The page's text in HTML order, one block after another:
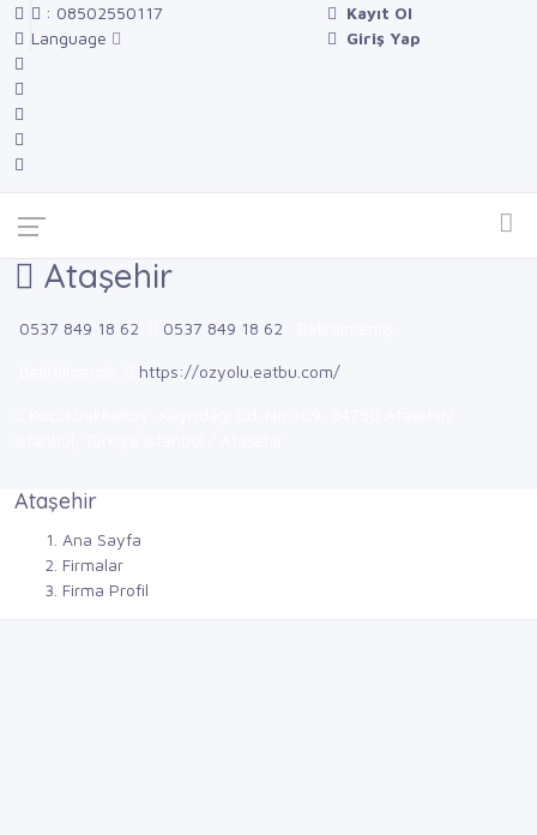
: 08502550117
Language
Kayıt Ol
Giriş Yap
Ataşehir
0537 849 18 62 0537 849 18 62
https://ozyolu.eatbu.com/
Ataşehir
Ana Sayfa
Firmalar
Firma Profil